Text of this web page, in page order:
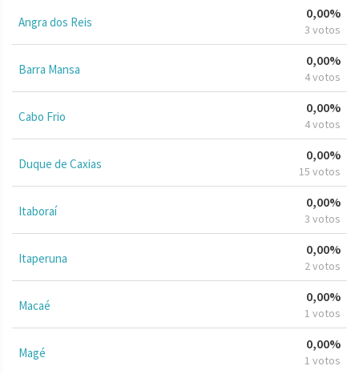
Angra dos Reis
0,00%
3 votos
Barra Mansa
0,00%
4 votos
Cabo Frio
0,00%
4 votos
Duque de Caxias
0,00%
15 votos
Itaboraí
0,00%
3 votos
Itaperuna
0,00%
2 votos
Macaé
0,00%
1 votos
Magé
0,00%
1 votos